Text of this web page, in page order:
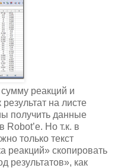
реакций и
на листе
получить данные
Robot’е. Но т.к. в
только текст
реакций» скопировать
результатов», как